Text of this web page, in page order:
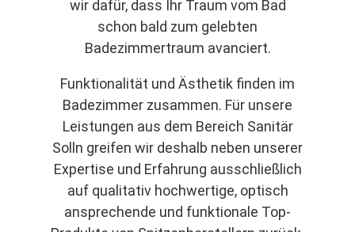
wir dafür, dass Ihr Traum vom Bad
schon bald zum gelebten
Badezimmertraum avanciert.
Funktionalität und Ästhetik finden im
Badezimmer zusammen. Für unsere
Leistungen aus dem Bereich Sanitär
Solln greifen wir deshalb neben unserer
Expertise und Erfahrung ausschließlich
auf qualitativ hochwertige, optisch
ansprechende und funktionale Top-